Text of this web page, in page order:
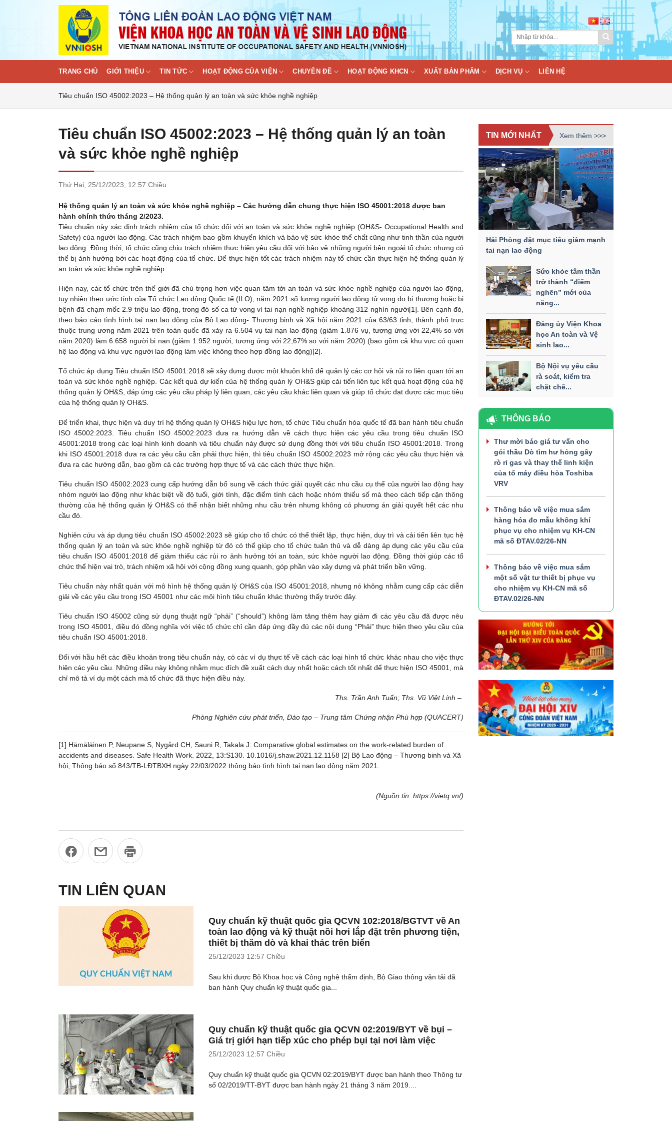
TRANG CHỦ GIỚI THIỆU TIN TỨC HOẠT ĐỘNG CỦA VIỆN CHUYÊN ĐỀ HOẠT ĐỘNG KHCN XUẤT BẢN PHẨM DỊCH VỤ LIÊN HỆ
Tiêu chuẩn ISO 45002:2023 – Hệ thống quản lý an toàn và sức khỏe nghề nghiệp
Tiêu chuẩn ISO 45002:2023 – Hệ thống quản lý an toàn
và sức khỏe nghề nghiệp
Thứ Hai, 25/12/2023, 12:57 Chiều
Hệ thống quản lý an toàn và sức khỏe nghề nghiệp – Các hướng dẫn chung thực hiện ISO 45001:2018 được ban
hành chính thức tháng 2/2023.
Tiêu chuẩn này xác định trách nhiệm của tổ chức đối với an toàn và sức khỏe nghề nghiệp (OH&S- Occupational Health and
Safety) của người lao động. Các trách nhiệm bao gồm khuyến khích và bảo vệ sức khỏe thể chất cũng như tinh thần của người
lao động. Đồng thời, tổ chức cũng chịu trách nhiệm thực hiện yêu cầu đối với bảo vệ những người bên ngoài tổ chức nhưng có
thể bị ảnh hưởng bởi các hoạt động của tổ chức. Để thực hiện tốt các trách nhiệm này tổ chức cần thực hiện hệ thống quản lý
an toàn và sức khỏe nghề nghiệp.
Hiện nay, các tổ chức trên thế giới đã chú trọng hơn việc quan tâm tới an toàn và sức khỏe nghề nghiệp của người lao động,
tuy nhiên theo ước tính của Tổ chức Lao động Quốc tế (ILO), năm 2021 số lượng người lao động tử vong do bị thương hoặc bị
bệnh đã chạm mốc 2.9 triệu lao động, trong đó số ca tử vong vì tai nạn nghề nghiệp khoảng 312 nghìn người[1]. Bên cạnh đó,
theo báo cáo tình hình tai nạn lao động của Bộ Lao động- Thương binh và Xã hội năm 2021 của 63/63 tỉnh, thành phố trực
thuộc trung ương năm 2021 trên toàn quốc đã xảy ra 6.504 vụ tai nạn lao động (giảm 1.876 vụ, tương ứng với 22,4% so với
năm 2020) làm 6.658 người bị nạn (giảm 1.952 người, tương ứng với 22,67% so với năm 2020) (bao gồm cả khu vực có quan
hệ lao động và khu vực người lao động làm việc không theo hợp đồng lao động)[2].
Tổ chức áp dụng Tiêu chuẩn ISO 45001:2018 sẽ xây đựng được một khuôn khổ để quản lý các cơ hội và rủi ro liên quan tới an
toàn và sức khỏe nghề nghiệp. Các kết quả dự kiến của hệ thống quản lý OH&S giúp cải tiến liên tục kết quả hoạt động của hệ
thống quản lý OH&S, đáp ứng các yêu cầu pháp lý liên quan, các yêu cầu khác liên quan và giúp tổ chức đạt được các mục tiêu
của hệ thống quản lý OH&S.
Để triển khai, thực hiện và duy trì hệ thống quản lý OH&S hiệu lực hơn, tổ chức Tiêu chuẩn hóa quốc tế đã ban hành tiêu chuẩn
ISO 45002:2023. Tiêu chuẩn ISO 45002:2023 đưa ra hướng dẫn về cách thực hiện các yêu cầu trong tiêu chuẩn ISO
45001:2018 trong các loại hình kinh doanh và tiêu chuẩn này được sử dụng đồng thời với tiêu chuẩn ISO 45001:2018. Trong
khi ISO 45001:2018 đưa ra các yêu cầu cần phải thực hiện, thì tiêu chuẩn ISO 45002:2023 mở rộng các yêu cầu thực hiện và
đưa ra các hướng dẫn, bao gồm cả các trường hợp thực tế và các cách thức thực hiện.
Tiêu chuẩn ISO 45002:2023 cung cấp hướng dẫn bổ sung về cách thức giải quyết các nhu cầu cụ thể của người lao động hay
nhóm người lao động như khác biệt về độ tuổi, giới tính, đặc điểm tính cách hoặc nhóm thiểu số mà theo cách tiếp cận thông
thường của hệ thống quản lý OH&S có thể nhận biết những nhu cầu trên nhưng không có phương án giải quyết hết các nhu
cầu đó.
Nghiên cứu và áp dụng tiêu chuẩn ISO 45002:2023 sẽ giúp cho tổ chức có thể thiết lập, thực hiện, duy trì và cải tiến liên tục hệ
thống quản lý an toàn và sức khỏe nghề nghiệp từ đó có thể giúp cho tổ chức tuân thủ và dễ dàng áp dụng các yêu cầu của
tiêu chuẩn ISO 45001:2018 để giảm thiểu các rủi ro ảnh hưởng tới an toàn, sức khỏe người lao động. Đồng thời giúp các tổ
chức thể hiện vai trò, trách nhiệm xã hội với cộng đồng xung quanh, góp phần vào xây dựng và phát triển bền vững.
Tiêu chuẩn này nhất quán với mô hình hệ thống quản lý OH&S của ISO 45001:2018, nhưng nó không nhằm cung cấp các diễn
giải về các yêu cầu trong ISO 45001 như các môi hình tiêu chuẩn khác thường thấy trước đây.
Tiêu chuẩn ISO 45002 cũng sử dụng thuật ngữ “phải” (“should”) không làm tăng thêm hay giảm đi các yêu cầu đã được nêu
trong ISO 45001, điều đó đồng nghĩa với việc tổ chức chỉ cần đáp ứng đầy đủ các nội dung “Phải” thực hiện theo yêu cầu của
tiêu chuẩn ISO 45001:2018.
Đối với hầu hết các điều khoản trong tiêu chuẩn này, có các ví dụ thực tế về cách các loại hình tổ chức khác nhau cho việc thực
hiện các yêu cầu. Những điều này không nhằm mục đích đề xuất cách duy nhất hoặc cách tốt nhất để thực hiện ISO 45001, mà
chỉ mô tả ví dụ một cách mà tổ chức đã thực hiện điều này.
Ths. Trần Anh Tuấn; Ths. Vũ Việt Linh –
Phòng Nghiên cứu phát triển, Đào tạo – Trung tâm Chứng nhận Phù hợp (QUACERT)
[1] Hämäläinen P, Neupane S, Nygård CH, Sauni R, Takala J: Comparative global estimates on the work-related burden of
accidents and diseases. Safe Health Work. 2022, 13:S130. 10.1016/j.shaw.2021.12.1158 [2] Bộ Lao động – Thương binh và Xã
hội, Thông báo số 843/TB-LĐTBXH ngày 22/03/2022 thông báo tình hình tai nạn lao động năm 2021.
(Nguồn tin: https://vietq.vn/)
TIN LIÊN QUAN
Quy chuẩn kỹ thuật quốc gia QCVN 102:2018/BGTVT về An
toàn lao động và kỹ thuật nồi hơi lắp đặt trên phương tiện,
thiết bị thăm dò và khai thác trên biển
25/12/2023 12:57 Chiều
Sau khi được Bộ Khoa học và Công nghệ thẩm định, Bộ Giao thông vận tải đã
ban hành Quy chuẩn kỹ thuật quốc gia...
Quy chuẩn kỹ thuật quốc gia QCVN 02:2019/BYT về bụi –
Giá trị giới hạn tiếp xúc cho phép bụi tại nơi làm việc
25/12/2023 12:57 Chiều
Quy chuẩn kỹ thuật quốc gia QCVN 02:2019/BYT được ban hành theo Thông tư
số 02/2019/TT-BYT được ban hành ngày 21 tháng 3 năm 2019....
TIN MỚI NHẤT Xem thêm >>>
Hải Phòng đặt mục tiêu giảm mạnh
tai nạn lao động
Sức khỏe tâm thần
trở thành “điểm
nghẽn” mới của
năng...
Đảng ủy Viện Khoa
học An toàn và Vệ
sinh lao...
Bộ Nội vụ yêu cầu
rà soát, kiểm tra
chặt chẽ...
THÔNG BÁO
Thư mời báo giá tư vấn cho
gói thầu Dò tìm hư hỏng gây
rò rỉ gas và thay thế linh kiện
của tổ máy điều hòa Toshiba
VRV
Thông báo về việc mua sắm
hàng hóa đo mẫu không khí
phục vụ cho nhiệm vụ KH-CN
mã số ĐTAV.02/26-NN
Thông báo về việc mua sắm
một số vật tư thiết bị phục vụ
cho nhiệm vụ KH-CN mã số
ĐTAV.02/26-NN